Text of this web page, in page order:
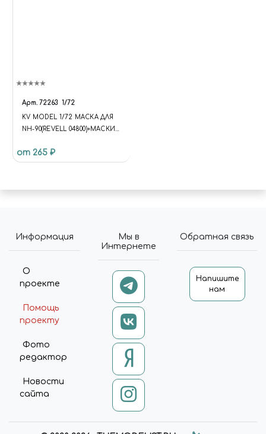
Арт. 72263 1/72
KV MODEL 1/72 МАСКА ДЛЯ
NH-90(REVELL 04800)+МАСКИ
от 265 ₽
Информация
О
проекте
Помощь
проекту
Фото
редактор
Новости
сайта
Мы в
Интернете
Обратная связь
Напишите
нам